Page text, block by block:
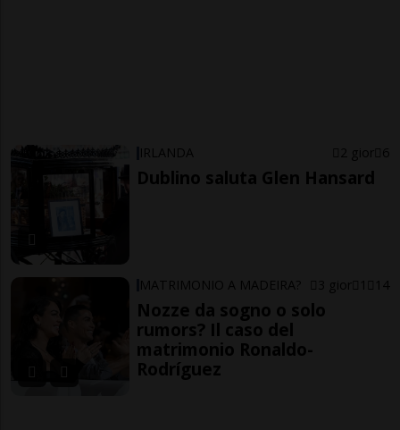
IRLANDA 2 gior 6
Dublino saluta Glen Hansard
MATRIMONIO A MADEIRA? 3 gior 1 14
Nozze da sogno o solo
rumors? Il caso del
matrimonio Ronaldo-
Rodríguez